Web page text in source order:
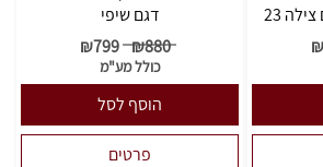
23
₪
דגם שיפי
₪880
₪799
כולל מע"מ
הוסף לסל
פרטים